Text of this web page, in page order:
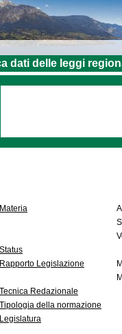
dati delle leggi
Materia
Status
Rapporto Legislazione
Tecnica Redazionale
Tipologia della normazione
Legislatura